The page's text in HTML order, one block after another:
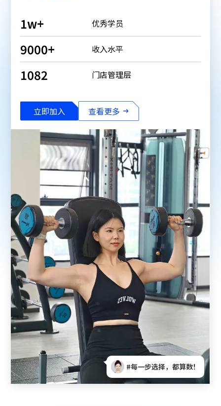
1w+ 优秀学员
9000+ 收入水平
1082 门店管理层
立即加入 查看更多
#找到对的路，工作变滋养！